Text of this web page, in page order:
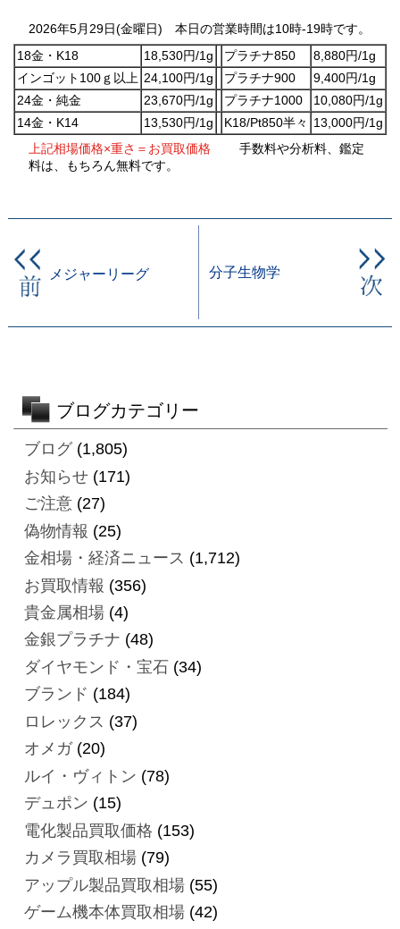
2026年5月29日(金曜日) 本日の営業時間は10時-19時です。
18金・K18
18,530円/1g プラチナ850
8,880円/1g
インゴット100ｇ以上 24,100円/1g プラチナ900
9,400円/1g
24金・純金
23,670円/1g プラチナ1000
10,080円/1g
14金・K14
13,530円/1g K18/Pt850半々
13,000円/1g
上記相場価格×重さ＝お買取価格手数料や分析料、鑑定
料は、もちろん無料です。
メジャーリーグ 分子生物学
ブログカテゴリー
ブログ(1,805)
お知らせ(171)
ご注意(27)
偽物情報 (25)
金相場・経済ニュース (1,712)
お買取情報 (356)
貴金属相場(4)
金銀プラチナ (48)
ダイヤモンド・宝石(34)
ブランド (184)
ロレックス (37)
オメガ(20)
ルイ・ヴィトン (78)
デュポン (15)
電化製品買取価格 (153)
カメラ買取相場(79)
アップル製品買取相場(55)
ゲーム機本体買取相場(42)